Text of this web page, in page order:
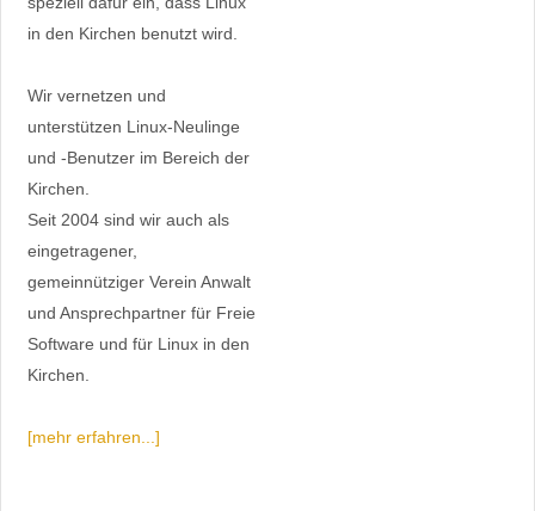
in den Kirchen benutzt wird.
Wir vernetzen und
unterstützen Linux-Neulinge
und -Benutzer im Bereich der
Kirchen.
Seit 2004 sind wir auch als
eingetragener,
gemeinnütziger Verein Anwalt
und Ansprechpartner für Freie
Software und für Linux in den
Kirchen.
[mehr erfahren...]